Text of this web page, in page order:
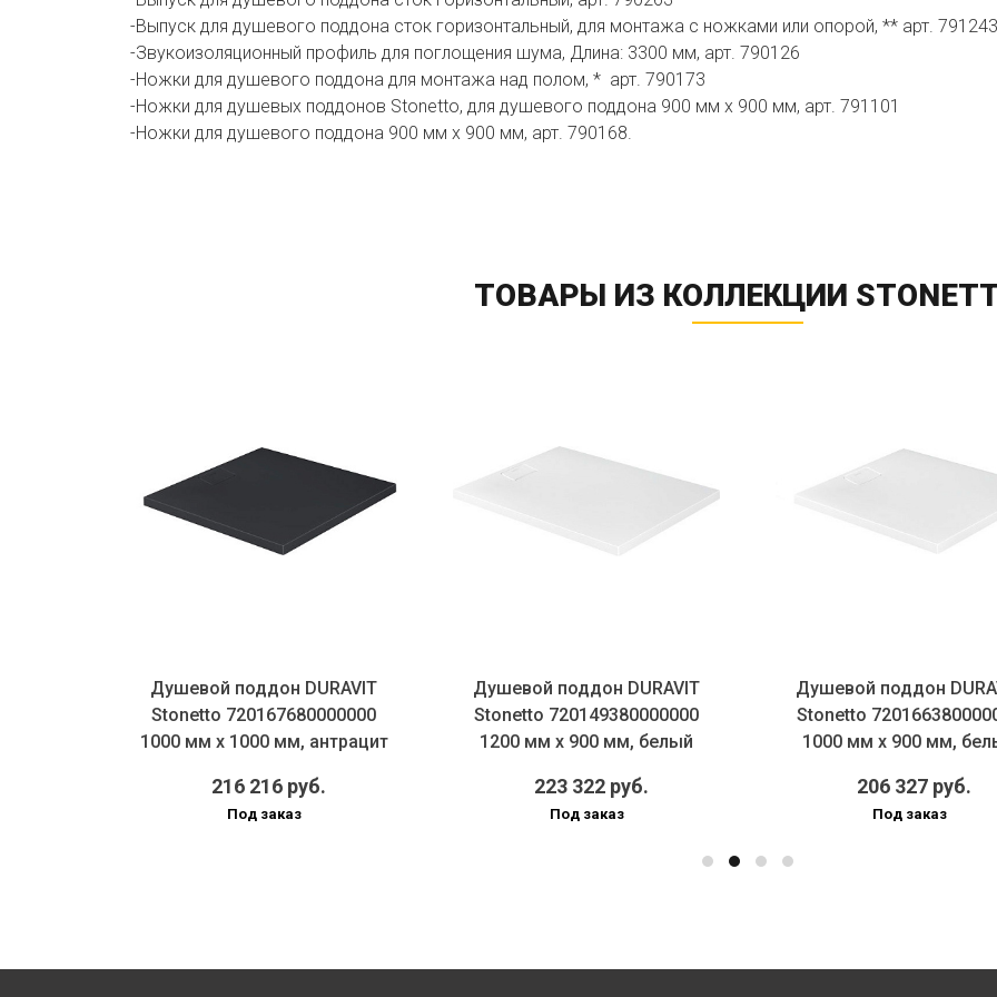
-Выпуск для душевого поддона сток горизонтальный, для монтажа с ножками или опорой, ** арт. 791243
-Звукоизоляционный профиль для поглощения шума, Длина: 3300 мм, арт. 790126
-Ножки для душевого поддона для монтажа над полом, * арт. 790173
-Ножки для душевых поддонов Stonetto, для душевого поддона 900 мм х 900 мм, арт. 791101
-Ножки для душевого поддона 900 мм х 900 мм, арт. 790168.
ТОВАРЫ ИЗ КОЛЛЕКЦИИ
Душевой поддон DURAVIT
Stonetto 720167680000000
1000 мм х 1000 мм, антрацит
216 216 руб.
Под заказ
Душевой поддон DURAVIT
Stonetto 720149380000000
1200 мм х 900 мм, белый
223 322 руб.
Под заказ
Душевой поддон
Stonetto
1000 мм х 900 мм,
206 327 руб.
Под заказ